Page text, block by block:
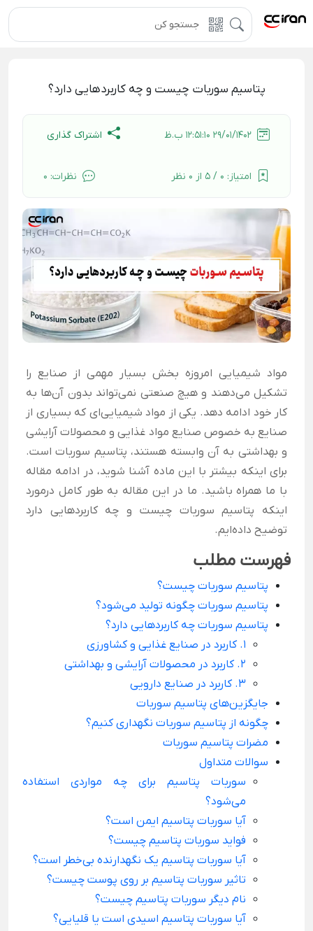
پتاسیم سوربات چیست و چه کاربرد‌هایی دارد؟
29/01/1402 12:51:10 ب.ظ اشتراک گذاری
امتیاز: 0 / 5 از 0 نظر نظرات: 0
مواد شیمیایی امروزه بخش بسیار مهمی از صنایع را
تشکیل می‌دهند و هیچ صنعتی نمی‌تواند بدون آن‌ها به
کار خود ادامه دهد. یکی از مواد شیمیایی‌ای که بسیاری از
صنایع به خصوص صنایع مواد غذایی و محصولات آرایشی
و بهداشتی به آن وابسته هستند، پتاسیم سوربات است.
برای اینکه بیشتر با این ماده آشنا شوید، در ادامه مقاله
با ما همراه باشید. ما در این مقاله به طور کامل درمورد
اینکه پتاسیم سوربات چیست و چه کاربردهایی دارد
توضیح داده‌ایم.
فهرست مطلب
پتاسیم سوربات چیست؟
پتاسیم سوربات چگونه تولید می‌شود؟
پتاسیم سوربات چه کاربردهایی دارد؟
1. کاربرد در صنایع غذایی و کشاورزی
2. کاربرد در محصولات آرایشی و بهداشتی
3. کاربرد در صنایع دارویی
جایگزین‌های پتاسیم سوربات
چگونه از پتاسیم سوربات نگهداری کنیم؟
مضرات پتاسیم سوربات
سوالات متداول
سوربات پتاسیم برای چه مواردی استفاده
می‌شود؟
آیا سوربات پتاسیم ایمن است؟
فواید سوربات پتاسیم چیست؟
آیا سوربات پتاسیم یک نگهدارنده بی‌خطر است؟
تاثیر سوربات پتاسیم بر روی پوست چیست؟
نام دیگر سوربات پتاسیم چیست؟
آیا سوربات پتاسیم اسیدی است یا قلیایی؟